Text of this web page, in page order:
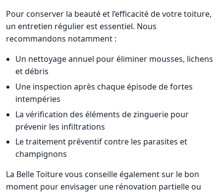
Pour conserver la beauté et l’efficacité de votre toiture,
un entretien régulier est essentiel. Nous
recommandons notamment :
Un nettoyage annuel pour éliminer mousses, lichens
et débris
Une inspection après chaque épisode de fortes
intempéries
La vérification des éléments de zinguerie pour
prévenir les infiltrations
Le traitement préventif contre les parasites et
champignons
La Belle Toiture vous conseille également sur le bon
moment pour envisager une rénovation partielle ou